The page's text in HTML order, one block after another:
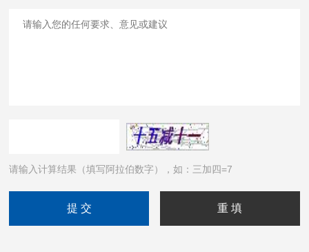
请输入计算结果（填写阿拉伯数字），如：三加四=7